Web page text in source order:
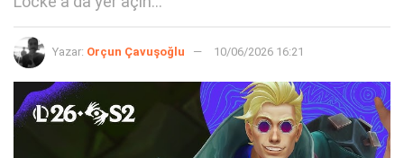
Yazar: Orçun Çavuşoğlu 10/06/2026 16:21